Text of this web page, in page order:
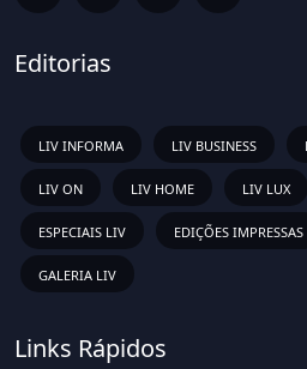
Editorias
LIV INFORMA LIV BUSINESS
LIV ON LIV HOME LIV LUX
ESPECIAIS LIV EDIÇÕES IMPRESSAS
GALERIA LIV
Links Rápidos